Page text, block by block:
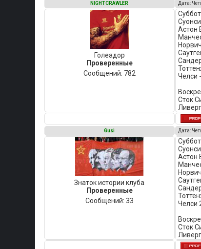
NIGHTCRAWLER Дата:
Голеадор
Проверенные
Сообщений: 782
Астон
Челси
Сток
Gusi Дата:
Знаток истории клуба
Проверенные
Сообщений: 33
Астон
Челси
Сток